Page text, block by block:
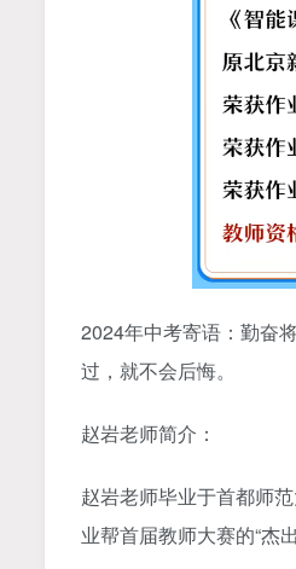
2024年中考寄语：勤奋
过，就不会后悔。
赵岩老师简介：
赵岩老师毕业于首都师
业帮首届教师大赛的“杰